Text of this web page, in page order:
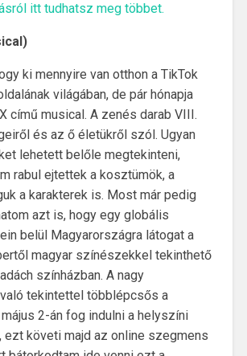
itt tudhatsz meg többet.
ki mennyire van otthon a TikTok
világában, de pár hónapja
című musical. A zenés darab VIII.
és az ő életükről szól. Ugyan
lehetett belőle megtekinteni,
rabul ejtettek a kosztümök, a
a karakterek is. Most már pedig
azt is, hogy egy globális
belül Magyarországra látogat a
magyar színészekkel tekinthető
színházban. A nagy
tekintettel többlépcsős a
2-án fog indulni a helyszíni
ezt követi majd az online szegmens